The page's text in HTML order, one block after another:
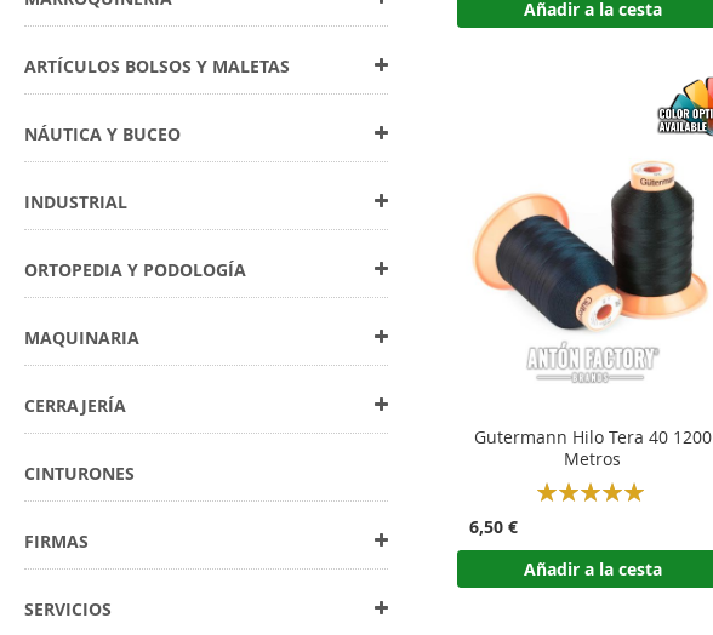
Añadir a la cesta
Gutermann Hilo Tera 40 1200
Metros
Rating:
6,50 €
Añadir a la cesta
ARTÍCULOS BOLSOS Y MALETAS
NÁUTICA Y BUCEO
INDUSTRIAL
ORTOPEDIA Y PODOLOGÍA
MAQUINARIA
CERRAJERÍA
CINTURONES
FIRMAS
SERVICIOS